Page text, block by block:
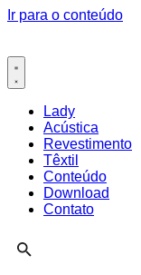
Ir para o conteúdo
Lady
Acústica
Revestimento
Têxtil
Conteúdo
Download
Contato